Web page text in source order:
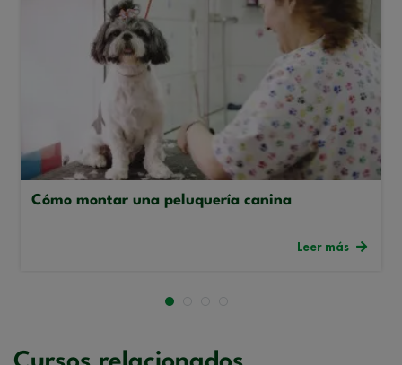
Cómo montar una peluquería canina
Leer más